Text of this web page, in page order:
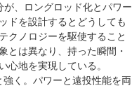
、ロングロッド化とパワー
ドを設計するとどうしても
クノロジーを駆使すること
とは異なり、持った瞬間・
心地を実現している。
く。パワーと遠投性能を両